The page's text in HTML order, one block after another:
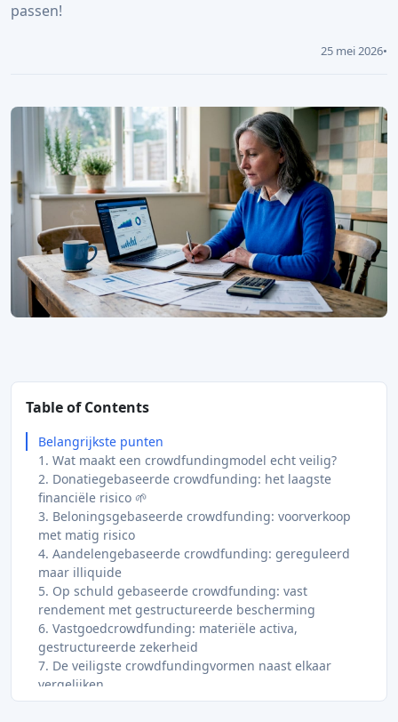
passen!
25 mei 2026•
Table of Contents
Belangrijkste punten
1. Wat maakt een crowdfundingmodel echt veilig?
2. Donatiegebaseerde crowdfunding: het laagste
financiële risico 🌱
3. Beloningsgebaseerde crowdfunding: voorverkoop
met matig risico
4. Aandelengebaseerde crowdfunding: gereguleerd
maar illiquide
5. Op schuld gebaseerde crowdfunding: vast
rendement met gestructureerde bescherming
6. Vastgoedcrowdfunding: materiële activa,
gestructureerde zekerheid
7. De veiligste crowdfundingvormen naast elkaar
vergelijken
8. Reg CF, Reg A+ en geavanceerde veilige